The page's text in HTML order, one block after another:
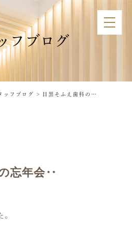
フブログ
ッフブログ 目黒そふえ歯科の忘年会‥
忘年会‥
。